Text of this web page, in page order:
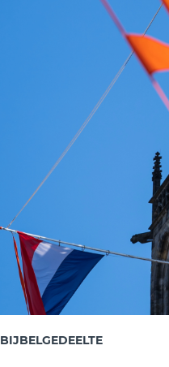
BIJBELGEDEELTE